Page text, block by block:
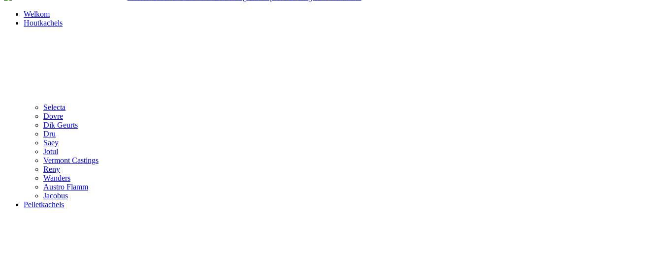
Welkom
Houtkachels
Selecta
Dovre
Dik Geurts
Dru
Saey
Jotul
Vermont Castings
Reny
Wanders
Austro Flamm
Jacobus
Pelletkachels